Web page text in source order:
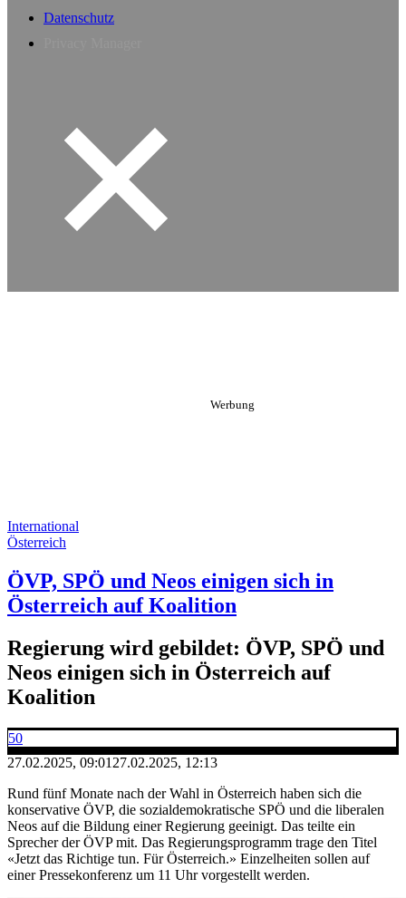
Datenschutz
International
Österreich
ÖVP, SPÖ und Neos einigen sich in
Österreich auf Koalition
Regierung wird gebildet: ÖVP, SPÖ und
Neos einigen sich in Österreich auf
Koalition
50
27.02.2025, 09:01 27.02.2025, 12:13
Rund fünf Monate nach der Wahl in Österreich haben sich die
konservative ÖVP, die sozialdemokratische SPÖ und die liberalen
Neos auf die Bildung einer Regierung geeinigt. Das teilte ein
Sprecher der ÖVP mit. Das Regierungsprogramm trage den Titel
«Jetzt das Richtige tun. Für Österreich.» Einzelheiten sollen auf
einer Pressekonferenz um 11 Uhr vorgestellt werden.